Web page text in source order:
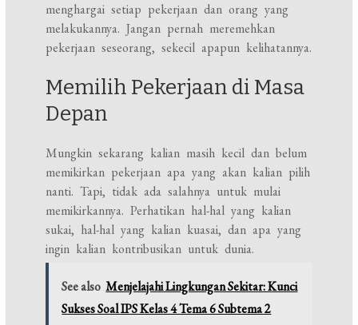
menghargai setiap pekerjaan dan orang yang
melakukannya. Jangan pernah meremehkan
pekerjaan seseorang, sekecil apapun kelihatannya.
Memilih Pekerjaan di Masa
Depan
Mungkin sekarang kalian masih kecil dan belum
memikirkan pekerjaan apa yang akan kalian pilih
nanti. Tapi, tidak ada salahnya untuk mulai
memikirkannya. Perhatikan hal-hal yang kalian
sukai, hal-hal yang kalian kuasai, dan apa yang
ingin kalian kontribusikan untuk dunia.
See also Menjelajahi Lingkungan Sekitar: Kunci
Sukses Soal IPS Kelas 4 Tema 6 Subtema 2